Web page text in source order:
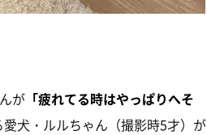
が 「疲れてる時はやっぱりへそ
犬・ルルちゃん（撮影時5才）が